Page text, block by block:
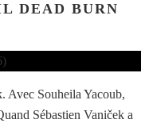
DEAD BURN
Avec Souheila Yacoub,
Sébastien Vaniček a